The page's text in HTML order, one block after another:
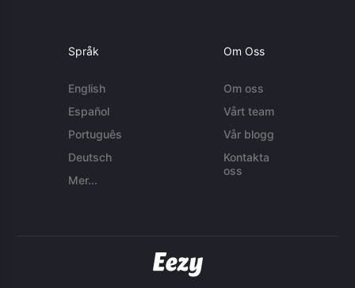
Språk
English
Español
Português
Deutsch
Mer...
Om Oss
Om oss
Vårt team
Vår blogg
Kontakta
oss